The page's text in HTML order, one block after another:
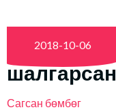
Эрэгтэй
Сагсан бөмбөг
2018-10-06